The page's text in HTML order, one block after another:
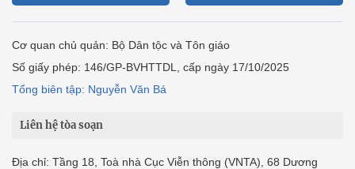
Cơ quan chủ quản: Bộ Dân tộc và Tôn giáo
Số giấy phép: 146/GP-BVHTTDL, cấp ngày 17/10/2025
Tổng biên tập: Nguyễn Văn Bá
Liên hệ tòa soạn
Địa chỉ: Tầng 18, Toà nhà Cục Viễn thông (VNTA), 68 Dương